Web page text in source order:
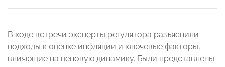
В ходе встречи эксперты регулятора разъяснили
подходы к оценке инфляции и ключевые факторы,
влияющие на ценовую динамику. Были представлены